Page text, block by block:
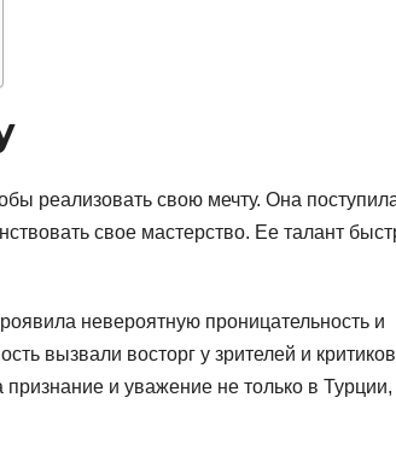
реализовать свою мечту. Она
свое мастерство. Ее талант
невероятную проницательность и
вызвали восторг у зрителей и
и уважение не только в